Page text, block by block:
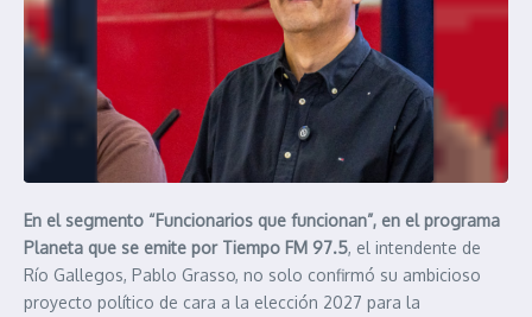
En el segmento “Funcionarios que funcionan”, en el programa
Planeta que se emite por Tiempo FM 97.5, el intendente de
Río Gallegos, Pablo Grasso, no solo confirmó su ambicioso
proyecto político de cara a la elección 2027 para la